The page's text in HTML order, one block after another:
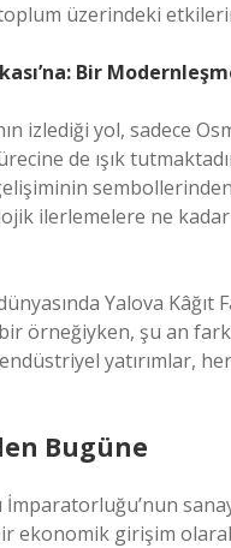
üzerindeki
Bir
izlediği yol, sadece
de ışık
ilerlemelere ne
Yalova Kâğıt
örneğiyken, şu an
yatırımlar,
Bugüne
İmparatorluğu’nun
ekonomik girişim